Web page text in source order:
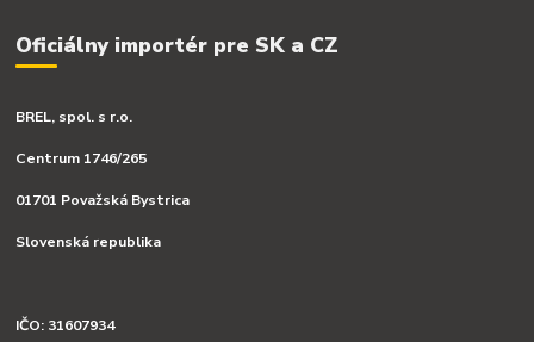
Oficiálny importér pre SK a CZ
BREL, spol. s r.o.
Centrum 1746/265
01701 Považská Bystrica
Slovenská republika
IČO: 31607934